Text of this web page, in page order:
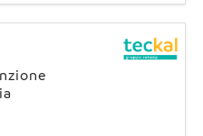
assicurare il corretto
eseguendo
e
e apparecchiature